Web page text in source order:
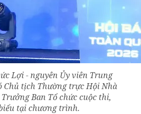
Lợi - nguyên Ủy viên Trung
Chủ tịch Thường trực Hội Nhà
Ban Tổ chức cuộc thi,
tại chương trình.